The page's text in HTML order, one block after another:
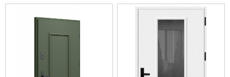
dzīvoklim